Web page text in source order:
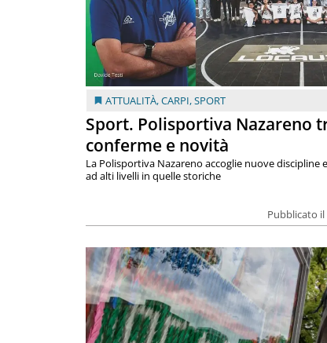
ATTUALITÀ,CARPI,SPORT
Sport. Polisportiva Nazareno
conferme e novità
Pubblicato il
La Polisportiva Nazareno accoglie nuove discipline
ad alti livelli in quelle storiche